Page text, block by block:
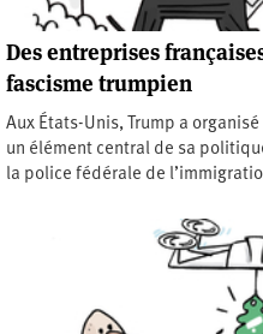
Des entreprises
fascisme trumpien
Aux États-Unis, Trump a
un élément central de sa
la police fédérale de